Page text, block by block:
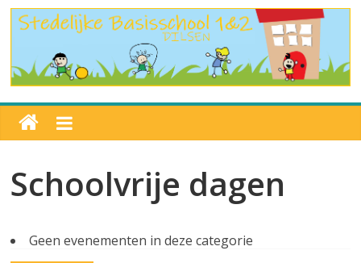
Schoolvrije dagen
Geen evenementen in deze categorie